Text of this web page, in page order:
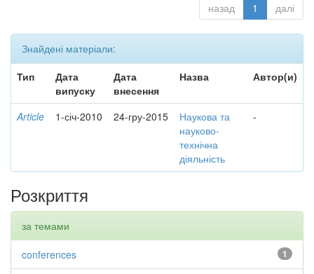
назад 1 далі
Знайдені матеріали:
Тип
Дата
випуску
Дата
внесення
Назва Автор(и)
Article 1-січ-2010 24-гру-2015
Наукова та
науково-
технічна
діяльність
-
Розкриття
за темами
1
conferences